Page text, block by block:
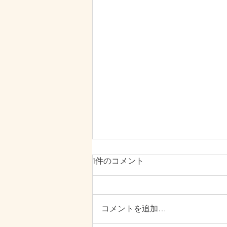
1件のコメント
コメントを追加…